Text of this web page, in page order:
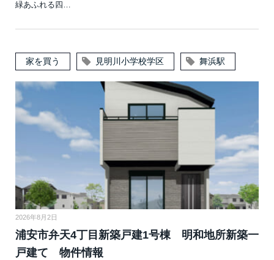
緑あふれる四…
家を買う 見明川小学校学区 舞浜駅
2026年8月2日
浦安市弁天4丁目新築戸建1号棟 明和地所新築一
戸建て 物件情報